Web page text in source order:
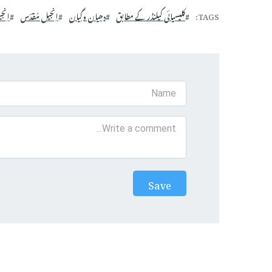
TAGS کلیسیائی کیلنڈر کے مطابق دھیان وگیان اِنجیل مُقدّس